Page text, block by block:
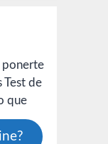
ponerte
Test de
que